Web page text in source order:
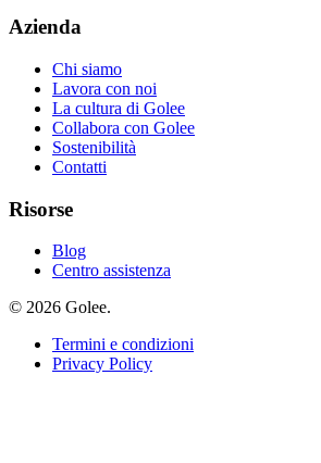
Azienda
Chi siamo
Lavora con noi
La cultura di Golee
Collabora con Golee
Sostenibilità
Contatti
Risorse
Blog
Centro assistenza
© 2026 Golee.
Termini e condizioni
Privacy Policy